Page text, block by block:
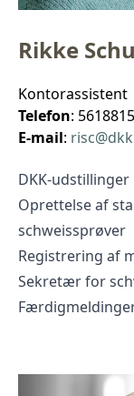
Rikke
Kontorassistent
Telefon:
E-mail:
DKK-udstillinger
Oprettelse af
schweissprøver
Registrering af
Sekretær for